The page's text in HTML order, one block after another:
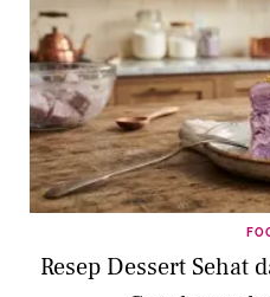
Resep Dessert Sehat